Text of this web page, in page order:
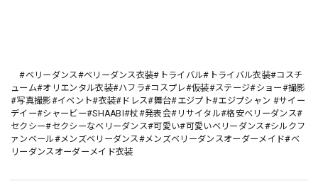
#ベリーダンス#ベリーダンス衣装#トライバル#トライバル衣装#コスチ
ューム#オリエンタル衣装#ハフラ#コスプレ#仮装#ステージ#ショー#撮影
#写真撮影#イベント#衣装#ドレス#舞台#エジプト#エジプシャン #サイー
デイー#シャービー#SHAABI#杖#発表会#リサイタル#格安ベリーダンス#
セクシー#セクシーなベリーダンス#可愛い#可愛いベリーダンス#シルクフ
ァンベール#メンズベリーダンス#メンズベリーダンスオーダーメイド#ベ
リーダンスオーダーメイド衣装